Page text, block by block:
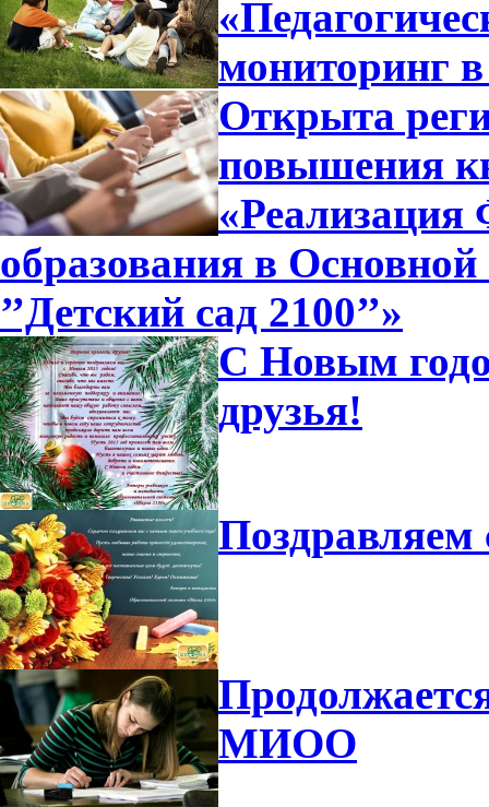
мониторинг
Открыта
повышения
образования в
’’Детский сад 2100’’»
С Новым
друзья!
Поздравляем
МИОО